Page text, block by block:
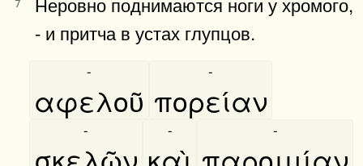
7
- и притча в устах глупцов.
αφελοῦ
-
πορείαν
-
- - -